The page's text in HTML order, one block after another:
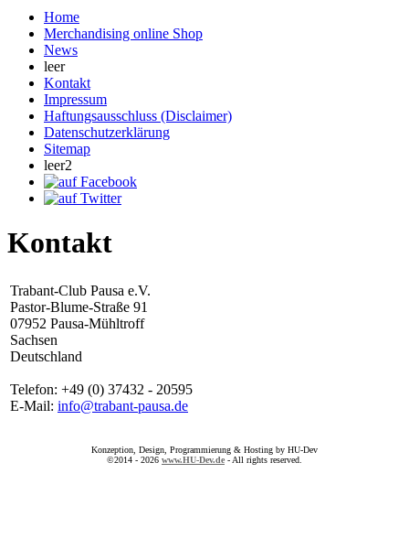
Home
Merchandising online Shop
News
leer
Kontakt
Impressum
Haftungsausschluss (Disclaimer)
Datenschutzerklärung
Sitemap
leer2
Kontakt
Trabant-Club Pausa e.V.
Pastor-Blume-Straße 91
07952 Pausa-Mühltroff
Sachsen
Deutschland
Telefon: +49 (0) 37432 - 20595
E-Mail: info@trabant-pausa.de
Konzeption, Design, Programmierung & Hosting by HU-Dev
©2014 - 2026 www.HU-Dev.de - All rights reserved.